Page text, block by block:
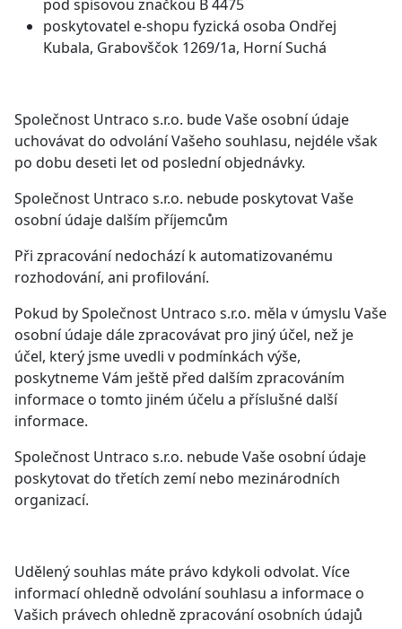
pod spisovou značkou B 4475
poskytovatel e-shopu fyzická osoba Ondřej
Kubala, Grabovščok 1269/1a, Horní Suchá
Společnost Untraco s.r.o. bude Vaše osobní údaje
uchovávat do odvolání Vašeho souhlasu, nejdéle však
po dobu deseti let od poslední objednávky.
Společnost Untraco s.r.o. nebude poskytovat Vaše
osobní údaje dalším příjemcům
Při zpracování nedochází k automatizovanému
rozhodování, ani profilování.
Pokud by Společnost Untraco s.r.o. měla v úmyslu Vaše
osobní údaje dále zpracovávat pro jiný účel, než je
účel, který jsme uvedli v podmínkách výše,
poskytneme Vám ještě před dalším zpracováním
informace o tomto jiném účelu a příslušné další
informace.
Společnost Untraco s.r.o. nebude Vaše osobní údaje
poskytovat do třetích zemí nebo mezinárodních
organizací.
Udělený souhlas máte právo kdykoli odvolat. Více
informací ohledně odvolání souhlasu a informace o
Vašich právech ohledně zpracování osobních údajů